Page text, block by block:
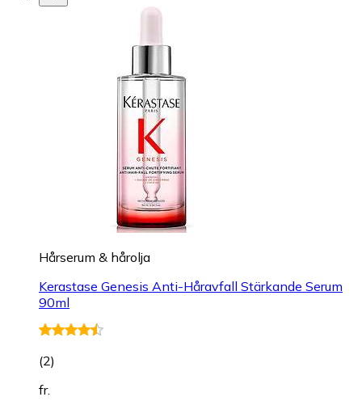
Hårserum & hårolja
Kerastase Genesis Anti-Håravfall Stärkande Serum
90ml
(2)
fr.